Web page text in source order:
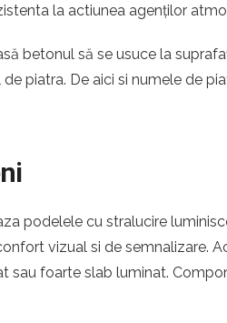
la actiunea agenților
betonul să se usuce la
piatra. De aici si numele de
podelele cu stralucire
vizual si de semnalizare.
sau foarte slab luminat.